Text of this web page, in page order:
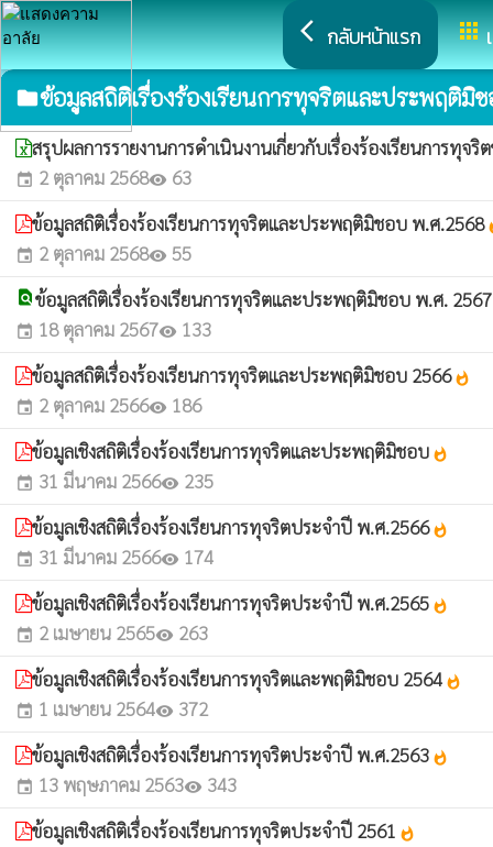
arrow_back_ios กลับหน้าแรก apps
folderข้อมูลสถิติเรื่องร้องเรียนการทุจริตและประพฤติมิ
สรุปผลการรายงานการดำเนินงานเกี่ยวกับเรื่องร้องเรียนการทุจ
event 2 ตุลาคม 2568visibility 63
ข้อมูลสถิติเรื่องร้องเรียนการทุจริตและประพฤติมิชอบ พ.ศ.2568
event 2 ตุลาคม 2568visibility 55
find_in_pageข้อมูลสถิติเรื่องร้องเรียนการทุจริตและประพฤติมิชอบ พ.ศ.
event 18 ตุลาคม 2567visibility 133
ข้อมูลสถิติเรื่องร้องเรียนการทุจริตและประพฤติมิชอบ 2566whatshot
event 2 ตุลาคม 2566visibility 186
ข้อมูลเชิงสถิติเรื่องร้องเรียนการทุจริตและประพฤติมิชอบ whatshot
event 31 มีนาคม 2566visibility 235
ข้อมูลเชิงสถิติเรื่องร้องเรียนการทุจริตประจำปี พ.ศ.2566whatshot
event 31 มีนาคม 2566visibility 174
ข้อมูลเชิงสถิติเรื่องร้องเรียนการทุจริตประจำปี พ.ศ.2565 whatshot
event 2 เมษายน 2565visibility 263
ข้อมูลเชิงสถิติเรื่องร้องเรียนการทุจริตและพฤติมิชอบ 2564 whatshot
event 1 เมษายน 2564visibility 372
ข้อมูลเชิงสถิติเรื่องร้องเรียนการทุจริตประจำปี พ.ศ.2563 whatshot
event 13 พฤษภาคม 2563visibility 343
ข้อมูลเชิงสถิติเรื่องร้องเรียนการทุจริตประจำปี 2561 whatshot